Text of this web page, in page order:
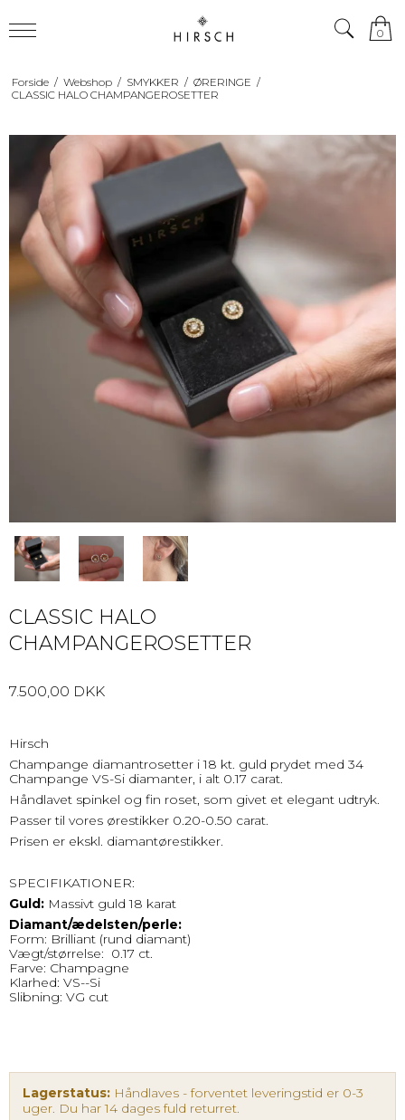
0
Forside / Webshop / SMYKKER / ØRERINGE /
CLASSIC HALO CHAMPANGEROSETTER
CLASSIC HALO
CHAMPANGEROSETTER
7.500,00 DKK
Hirsch
Champange diamantrosetter i 18 kt. guld prydet med 34
Champange VS-Si diamanter, i alt 0.17 carat.
Håndlavet spinkel og fin roset, som givet et elegant udtryk.
Passer til vores ørestikker 0.20-0.50 carat.
Prisen er ekskl. diamantørestikker.
SPECIFIKATIONER:
Guld: Massivt guld 18 karat
Diamant/ædelsten/perle:
Form: Brilliant (rund diamant)
Vægt/størrelse: 0.17 ct.
Farve: Champagne
Klarhed: VS--Si
Slibning: VG cut
Lagerstatus: Håndlaves - forventet leveringstid er 0-3
uger. Du har 14 dages fuld returret.